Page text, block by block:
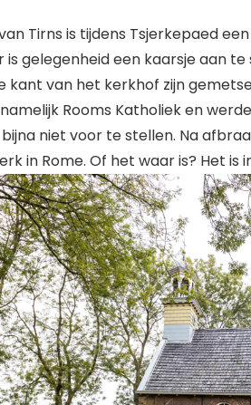
Tirns is tijdens Tsjerkepaed
is gelegenheid een kaarsje aan
kant van het kerkhof zijn
Rooms Katholiek en
niet voor te stellen. Na
in Rome. Of het waar is? Het is